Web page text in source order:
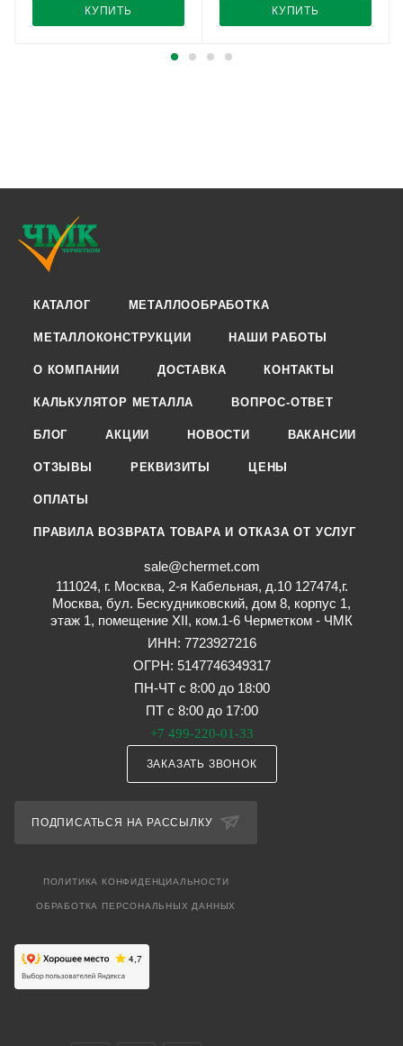
КУПИТЬ КУПИТЬ
КАТАЛОГ МЕТАЛЛООБРАБОТКА
МЕТАЛЛОКОНСТРУКЦИИ НАШИ РАБОТЫ
О КОМПАНИИ ДОСТАВКА КОНТАКТЫ
КАЛЬКУЛЯТОР МЕТАЛЛА ВОПРОС-ОТВЕТ
БЛОГ АКЦИИ НОВОСТИ ВАКАНСИИ
ОТЗЫВЫ РЕКВИЗИТЫ ЦЕНЫ
ОПЛАТЫ
ПРАВИЛА ВОЗВРАТА ТОВАРА И ОТКАЗА ОТ УСЛУГ
sale@chermet.com
111024, г. Москва, 2-я Кабельная, д.10 127474,г.
Москва, бул. Бескудниковский, дом 8, корпус 1,
этаж 1, помещение XII, ком.1-6 Черметком - ЧМК
ИНН: 7723927216
ОГРН: 5147746349317
ПН-ЧТ с 8:00 до 18:00
ПТ с 8:00 до 17:00
+7 499-220-01-33
ЗАКАЗАТЬ ЗВОНОК
ПОДПИСАТЬСЯ НА РАССЫЛКУ
ПОЛИТИКА КОНФИДЕНЦИАЛЬНОСТИ
ОБРАБОТКА ПЕРСОНАЛЬНЫХ ДАННЫХ